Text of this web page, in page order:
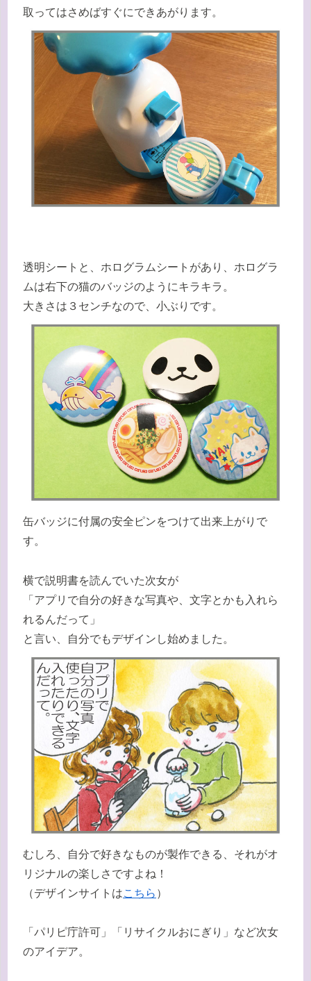
取ってはさめばすぐにできあがります。
透明シートと、ホログラムシートがあり、ホログラ
ムは右下の猫のバッジのようにキラキラ。
大きさは３センチなので、小ぶりです。
缶バッジに付属の安全ピンをつけて出来上がりで
す。
横で説明書を読んでいた次女が
「アプリで自分の好きな写真や、文字とかも入れら
れるんだって」
と言い、自分でもデザインし始めました。
むしろ、自分で好きなものが製作できる、それがオ
リジナルの楽しさですよね！
（デザインサイトはこちら ）
「パリピ庁許可」「リサイクルおにぎり」など次女
のアイデア。